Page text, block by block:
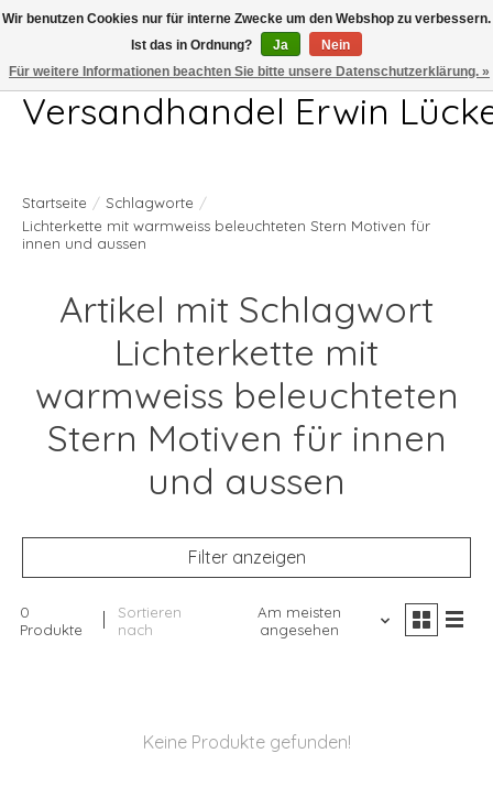
Telefon 04407 715872 MO-DO 7.00-17.00Uhr FR 7.00-13.00Uhr
Versandhandel Erwin
Startseite / Schlagworte /
Lichterkette mit warmweiss beleuchteten Stern Motiven für
innen und aussen
Artikel mit Schlagwort
Lichterkette mit
warmweiss beleuchteten
Stern Motiven für innen
und aussen
Filter anzeigen
0
Produkte
Sortieren
nach
Am meisten
angesehen
Keine Produkte gefunden!
Wir benutzen Cookies nur für interne Zwecke um den Webshop zu verbessern.
Ist das in Ordnung?
Ja
Nein
Für weitere Informationen beachten Sie bitte unsere Datenschutzerklärung. »